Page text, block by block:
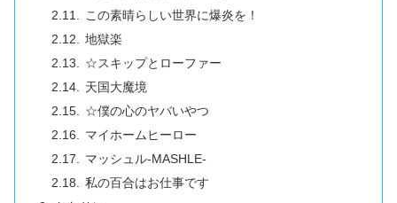
この素晴らしい世界に爆炎を！
地獄楽
☆スキップとローファー
天国大魔境
☆僕の心のヤバいやつ
マイホームヒーロー
マッシュル-MASHLE-
私の百合はお仕事です